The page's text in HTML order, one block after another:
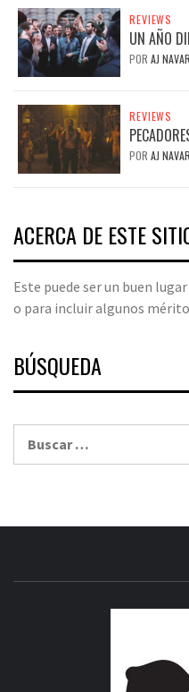
REVIEWS
UN AÑO
POR AJ
REVIEWS
POR AJ
ACERCA DE ESTE
Este puede ser un buen
o para incluir algunos
BÚSQUEDA